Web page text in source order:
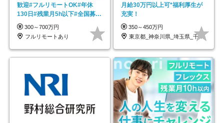
歓迎#フルリモートOK#年休
130日#残業月5h以下#全国募集
#最大1年の研修
300～700万円
フルリモートあり
月給30万円以上可*福利厚生が
充実！
350～450万円
東京都_神奈川県_埼玉県_千葉県_大阪府…